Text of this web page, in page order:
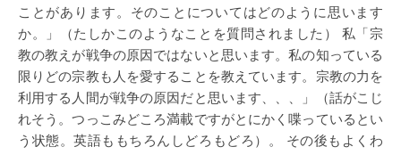
ことがあります。そのことについてはどのように思います
か。」（たしかこのようなことを質問されました） 私「宗
教の教えが戦争の原因ではないと思います。私の知っている
限りどの宗教も人を愛することを教えています。宗教の力を
利用する人間が戦争の原因だと思います、、、」（話がこじ
れそう。つっこみどころ満載ですがとにかく喋っているとい
う状態。英語ももちろんしどろもどろ）。 その後もよくわ